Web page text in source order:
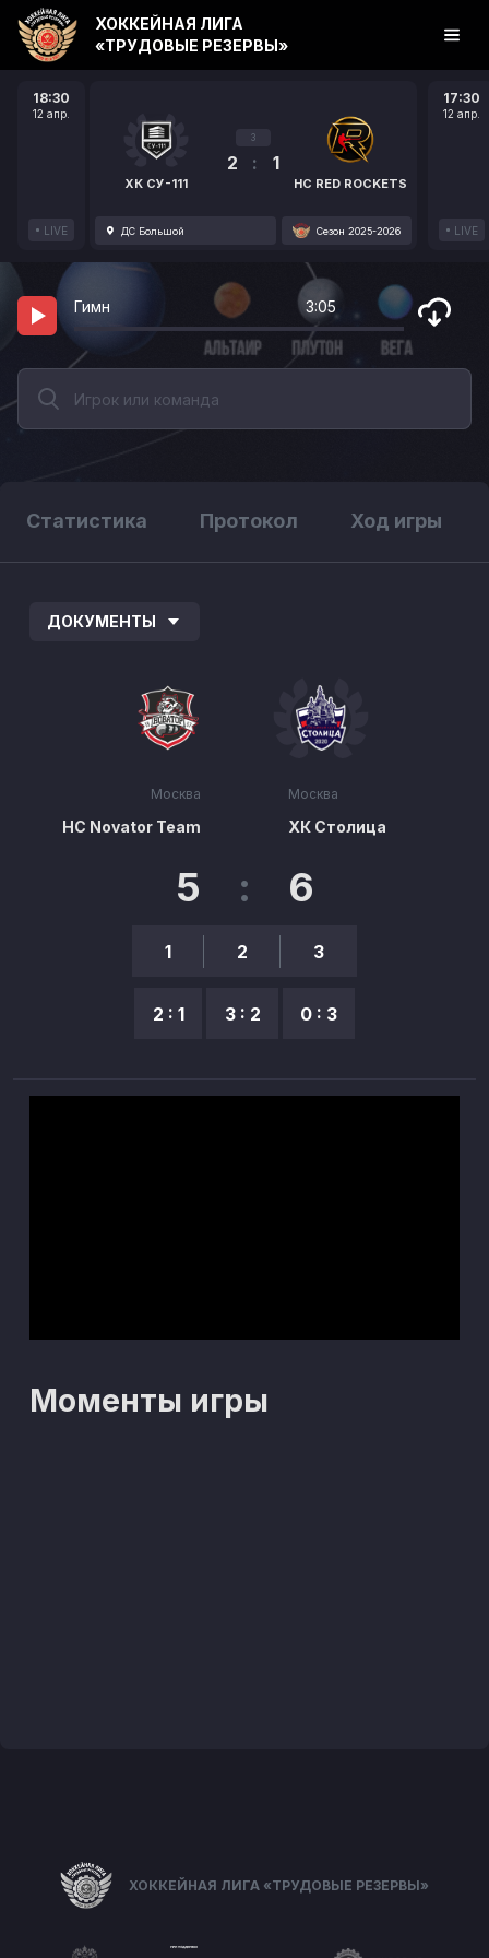
18:30
12 апр.
LIVE
ХК СУ-111
3
2 : 1
HC RED ROCKETS
ДС Большой Сезон 2025-2026
17:30
12 апр.
LIVE
ХОККЕЙНАЯ ЛИГА
«ТРУДОВЫЕ РЕЗЕРВЫ»
Гимн 3:05
Статистика Протокол Ход игры
ДОКУМЕНТЫ
Москва
HC Novator Team
5 : 6
1
2 : 1
2
3 : 2
3
0 : 3
Москва
ХК Столица
Моменты игры
ХОККЕЙНАЯ ЛИГА «ТРУДОВЫЕ РЕЗЕРВЫ»